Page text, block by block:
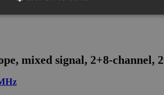
mixed signal, 2+8-channel,